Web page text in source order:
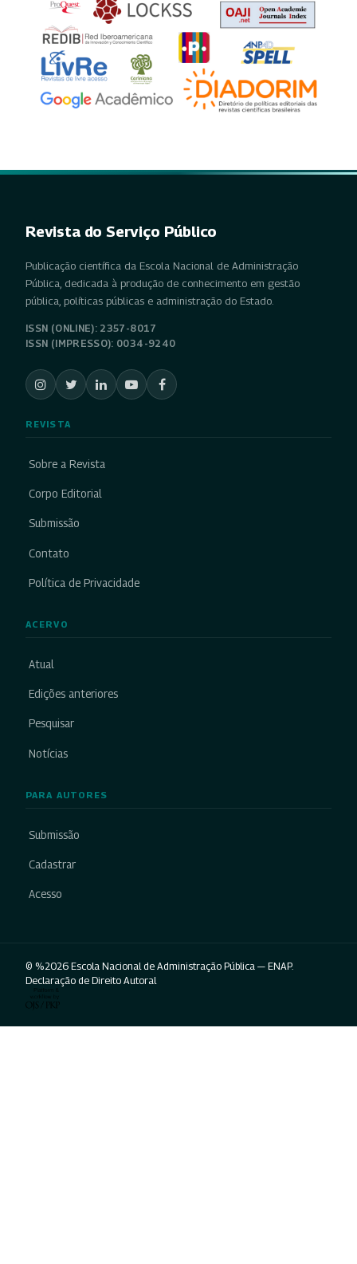
Revista do Serviço Público
Publicação científica da Escola Nacional de Administração
Pública, dedicada à produção de conhecimento em gestão
pública, políticas públicas e administração do Estado.
ISSN (ONLINE): 2357-8017
ISSN (IMPRESSO): 0034-9240
REVISTA
Sobre a Revista
Corpo Editorial
Submissão
Contato
Política de Privacidade
ACERVO
Atual
Edições anteriores
Pesquisar
Notícias
PARA AUTORES
Submissão
Cadastrar
Acesso
© %2026 Escola Nacional de Administração Pública — ENAP.
Declaração de Direito Autoral